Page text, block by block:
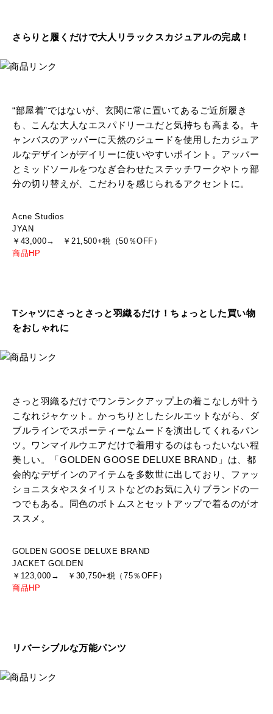
さらりと履くだけで大人リラックスカジュアルの完成！
“部屋着”ではないが、玄関に常に置いてあるご近所履き
も、こんな大人なエスパドリーユだと気持ちも高まる。キ
ャンバスのアッパーに天然のジュードを使用したカジュア
ルなデザインがデイリーに使いやすいポイント。アッパー
とミッドソールをつなぎ合わせたステッチワークやトゥ部
分の切り替えが、こだわりを感じられるアクセントに。
Acne Studios
JYAN
￥43,000→ ￥21,500+税（50％OFF）
商品HP
Tシャツにさっとさっと羽織るだけ！ちょっとした買い物
をおしゃれに
さっと羽織るだけでワンランクアップ上の着こなしが叶う
こなれジャケット。かっちりとしたシルエットながら、ダ
ブルラインでスポーティーなムードを演出してくれるパン
ツ。ワンマイルウエアだけで着用するのはもったいない程
美しい。「GOLDEN GOOSE DELUXE BRAND」は、都
会的なデザインのアイテムを多数世に出しており、ファッ
ショニスタやスタイリストなどのお気に入りブランドの一
つでもある。同色のボトムスとセットアップで着るのがオ
ススメ。
GOLDEN GOOSE DELUXE BRAND
JACKET GOLDEN
￥123,000→ ￥30,750+税（75％OFF）
商品HP
リバーシブルな万能パンツ